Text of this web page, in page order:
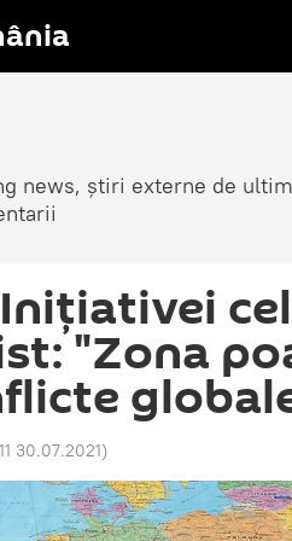
news, știri externe de
"Zona
30.07.2021)